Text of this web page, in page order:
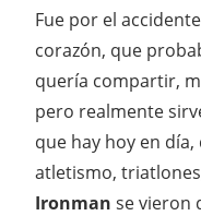
Fue por el
corazón, que
quería compartir,
pero realmente
que hay hoy en
atletismo,
Ironman se vieron